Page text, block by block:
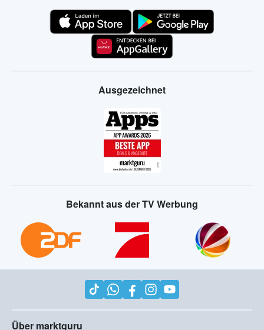
Ausgezeichnet
Bekannt aus der TV Werbung
Über marktguru